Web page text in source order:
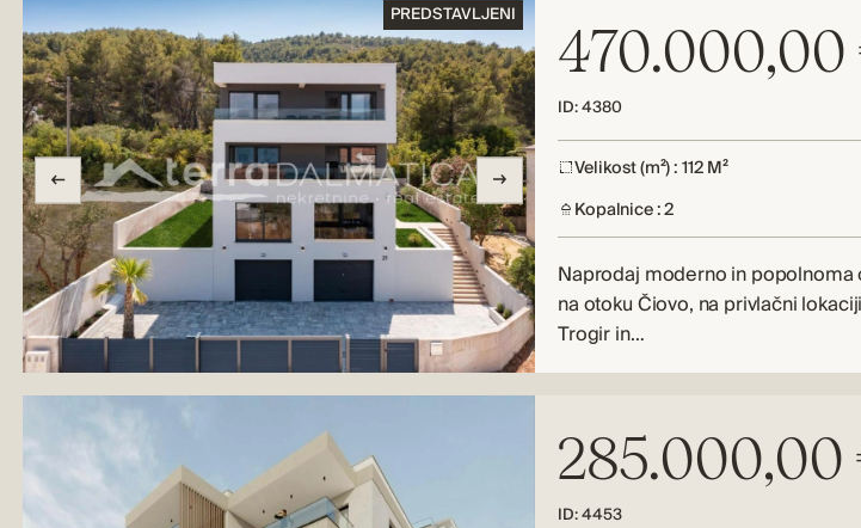
PREDSTAVLJENI
ID: 4380
Velikost (m²) : 112 M²
Kopalnice : 2
Naprodaj moderno in
na otoku Čiovo, na privlačni
Trogir in…
ID: 4453